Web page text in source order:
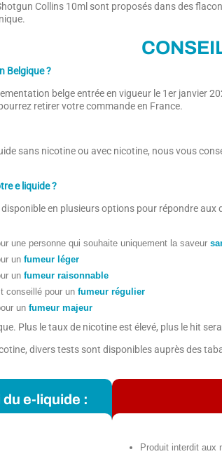
Collins 10ml sont proposés dans des
Belgique ?
belge entrée en vigueur le 1er janvier
retirer votre commande en France.
sans nicotine ou avec nicotine, nous vous
e liquide ?
en plusieurs options pour répondre
une personne qui souhaite uniquement la saveur
un fumeur léger
un fumeur raisonnable
conseillé pour un fumeur régulier
un fumeur majeur
Plus le taux de nicotine est élevé, plus le hit
divers tests sont disponibles auprès des
e-liquide :
Produit interdit aux